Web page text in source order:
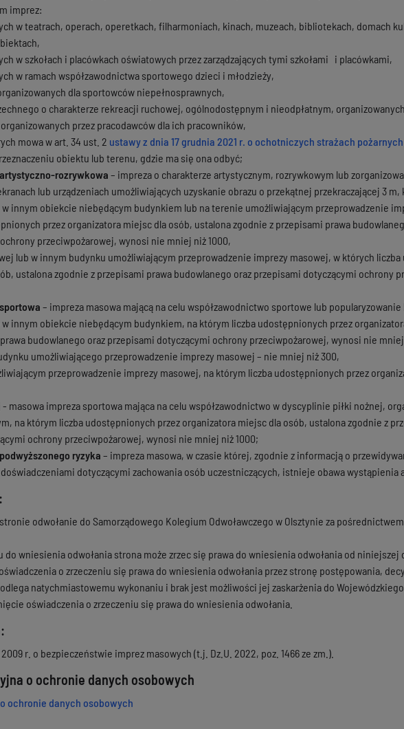
imprez:
w teatrach, operach, operetkach, filharmoniach, kinach, muzeach, bibliotekach, domach
w szkołach i placówkach oświatowych przez zarządzających tymi szkołami i placówkami,
w ramach współzawodnictwa sportowego dzieci i młodzieży,
dla sportowców niepełnosprawnych,
o charakterze rekreacji ruchowej, ogólnodostępnym i nieodpłatnym,
przez pracodawców dla ich pracowników,
mowa w art. 34 ust. 2 ustawy z dnia 17 grudnia 2021 r. o ochotniczych strażach pożarnych
obiektu lub terenu, gdzie ma się ona odbyć;
rozrywkowa – impreza o charakterze artystycznym, rozrywkowym lub
lub urządzeniach umożliwiających uzyskanie obrazu o przekątnej przekraczającej 3 m,
innym obiekcie niebędącym budynkiem lub na terenie umożliwiającym przeprowadzenie
przez organizatora miejsc dla osób, ustalona zgodnie z przepisami prawa
przeciwpożarowej, wynosi nie mniej niż 1000,
lub w innym budynku umożliwiającym przeprowadzenie imprezy masowej, w których
ustalona zgodnie z przepisami prawa budowlanego oraz przepisami dotyczącymi ochrony
– impreza masowa mającą na celu współzawodnictwo sportowe lub
innym obiekcie niebędącym budynkiem, na którym liczba udostępnionych przez
budowlanego oraz przepisami dotyczącymi ochrony przeciwpożarowej, wynosi nie
umożliwiającego przeprowadzenie imprezy masowej – nie mniej niż 300,
przeprowadzenie imprezy masowej, na którym liczba udostępnionych przez
- masowa impreza sportowa mająca na celu współzawodnictwo w dyscyplinie piłki nożnej,
na którym liczba udostępnionych przez organizatora miejsc dla osób, ustalona zgodnie z
ochrony przeciwpożarowej, wynosi nie mniej niż 1000;
ryzyka – impreza masowa, w czasie której, zgodnie z informacją o
dotyczącymi zachowania osób uczestniczących, istnieje obawa wystąpienia
odwołanie do Samorządowego Kolegium Odwoławczego w Olsztynie za
wniesienia odwołania strona może zrzec się prawa do wniesienia odwołania od
o zrzeczeniu się prawa do wniesienia odwołania przez stronę postępowania,
natychmiastowemu wykonaniu i brak jest możliwości jej zaskarżenia do
oświadczenia o zrzeczeniu się prawa do wniesienia odwołania.
r. o bezpieczeństwie imprez masowych (t.j. Dz.U. 2022, poz. 1466 ze zm.).
o ochronie danych osobowych
ochronie danych osobowych